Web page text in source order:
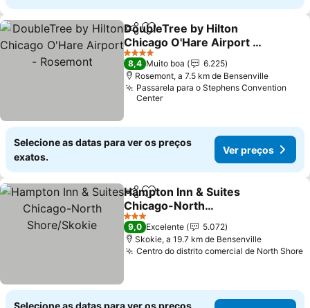
PartilharAdicionar aos favoritos
DoubleTree by Hilton
Chicago O'Hare Airport -
Rosemont
4 Estrelas
8,4 Muito boa
6.225
Rosemont, a 7.5 km de Bensenville
Passarela para o Stephens Convention
Center
Selecione as datas para ver os preços
exatos.
Ver preços
PartilharAdicionar aos favoritos
Hampton Inn & Suites
Chicago-North
Shore/Skokie
3 Estrelas
9,0 Excelente
5.072
Skokie, a 19.7 km de Bensenville
Centro do distrito comercial de North Shore
Selecione as datas para ver os preços